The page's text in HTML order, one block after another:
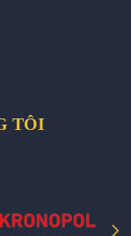
TÔI